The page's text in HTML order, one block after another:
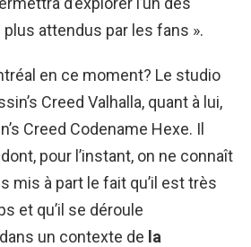
attendus par les fans ».
en ce moment? Le studio
Creed Valhalla, quant à lui,
Creed Codename Hexe. Il
pour l’instant, on ne connaît
mis à part le fait qu’il est très
et qu’il se déroule
un contexte de la